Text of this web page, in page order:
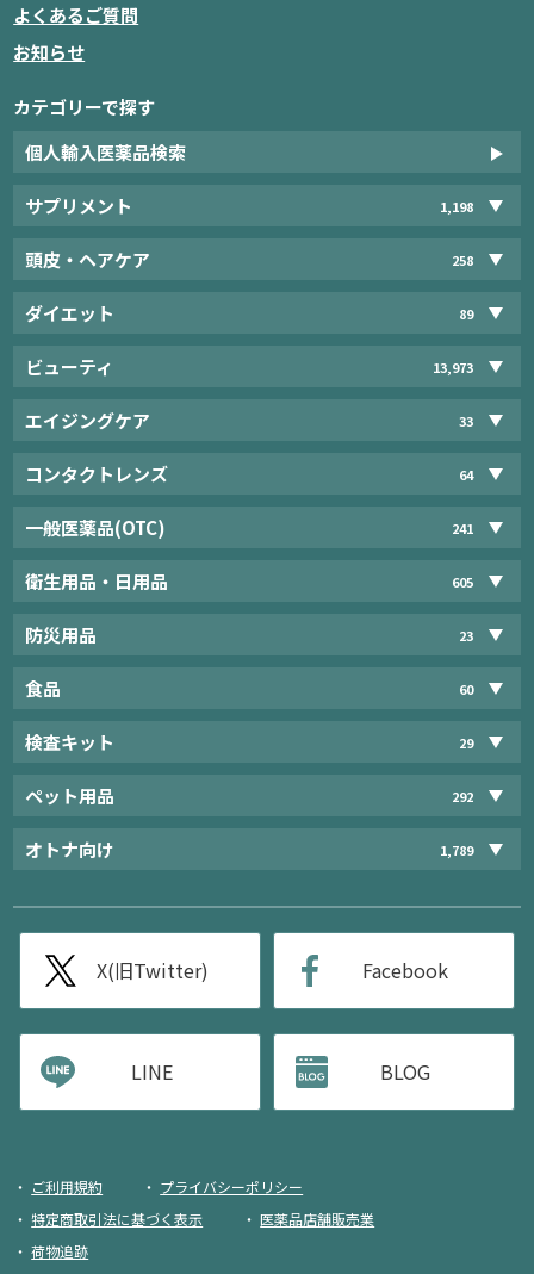
よくあるご質問
お知らせ
カテゴリーで探す
個人輸入医薬品検索
サプリメント 1,198
頭皮・ヘアケア 258
ダイエット 89
ビューティ 13,973
エイジングケア 33
コンタクトレンズ 64
一般医薬品(OTC) 241
衛生用品・日用品 605
防災用品 23
食品 60
検査キット 29
ペット用品 292
オトナ向け 1,789
X(旧Twitter) Facebook
LINE BLOG
ご利用規約
プライバシーポリシー
特定商取引法に基づく表示
医薬品店舗販売業
荷物追跡